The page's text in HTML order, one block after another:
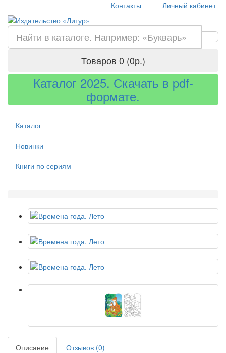
Контакты Личный кабинет
Товаров 0 (0р.)
Каталог 2025. Скачать в pdf-
формате.
Каталог
Новинки
Книги по сериям
Описание Отзывов (0)